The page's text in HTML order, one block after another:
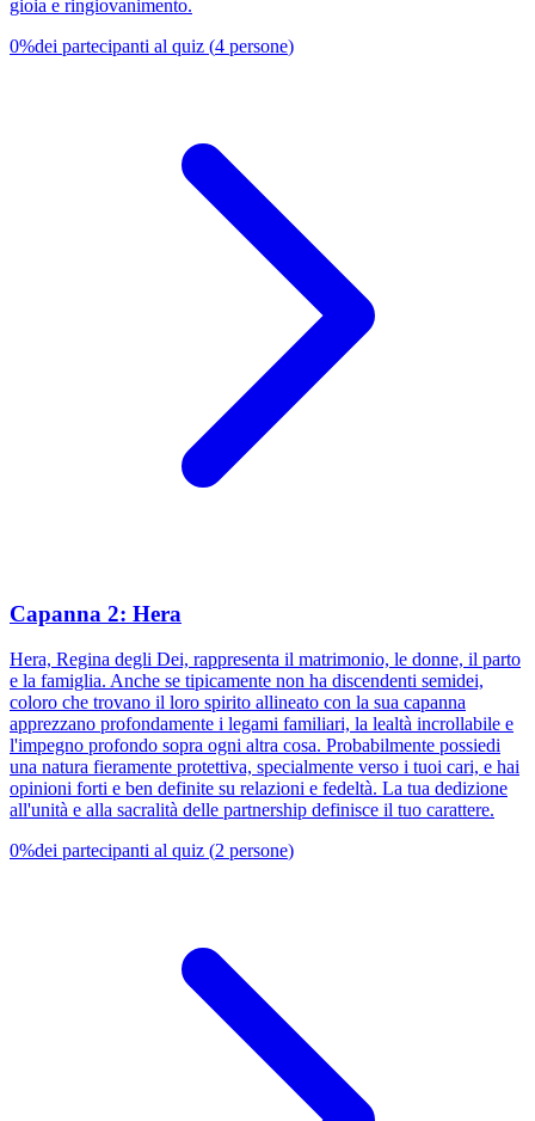
gioia e ringiovanimento.
0%dei partecipanti al quiz (4 persone)
Capanna 2: Hera
Hera, Regina degli Dei, rappresenta il matrimonio, le donne, il parto
e la famiglia. Anche se tipicamente non ha discendenti semidei,
coloro che trovano il loro spirito allineato con la sua capanna
apprezzano profondamente i legami familiari, la lealtà incrollabile e
l'impegno profondo sopra ogni altra cosa. Probabilmente possiedi
una natura fieramente protettiva, specialmente verso i tuoi cari, e hai
opinioni forti e ben definite su relazioni e fedeltà. La tua dedizione
all'unità e alla sacralità delle partnership definisce il tuo carattere.
0%dei partecipanti al quiz (2 persone)